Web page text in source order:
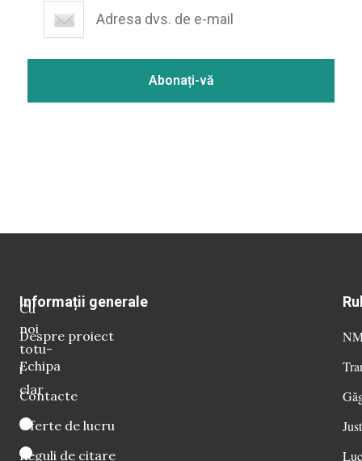
Cu
noi
totu-
i
clar
Informații generale
Despre proiect
Echipa
Contacte
Oferte de lucru
Reguli de citare